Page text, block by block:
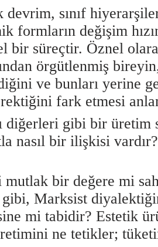
devrim, sınıf
formların değişim
bir süreçtir. Öznel
örgütlenmiş
ve bunları yerine
fark etmesi
diğerleri gibi bir
nasıl bir ilişkisi
mutlak bir değere mi
Marksist
mi tabidir? Estetik
ne tetikler;